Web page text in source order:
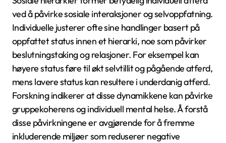
ved å påvirke sosiale interaksjoner og selvoppfatning.
Individuelle justerer ofte sine handlinger basert på
oppfattet status innen et hierarki, noe som påvirker
beslutningstaking og relasjoner. For eksempel kan
høyere status føre til økt selvtillit og pågående atferd,
mens lavere status kan resultere i underdanig atferd.
Forskning indikerer at disse dynamikkene kan påvirke
gruppekoherens og individuell mental helse. Å forstå
disse påvirkningene er avgjørende for å fremme
inkluderende miljøer som reduserer negative